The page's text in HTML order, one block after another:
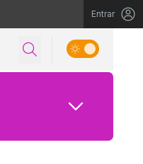
Entrar